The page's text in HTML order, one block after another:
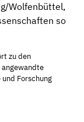
Wolfenbüttel,
so
zu den
Forschung